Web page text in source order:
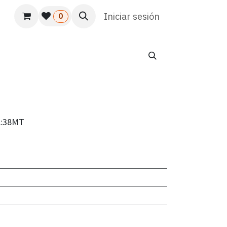
Usuario Atención al cliente HR
0 Iniciar sesión